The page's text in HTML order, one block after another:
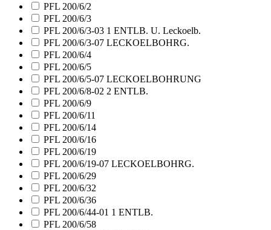
PFL 200/6/2
PFL 200/6/3
PFL 200/6/3-03 1 ENTLB. U. Leckoelb.
PFL 200/6/3-07 LECKOELBOHRG.
PFL 200/6/4
PFL 200/6/5
PFL 200/6/5-07 LECKOELBOHRUNG
PFL 200/6/8-02 2 ENTLB.
PFL 200/6/9
PFL 200/6/11
PFL 200/6/14
PFL 200/6/16
PFL 200/6/19
PFL 200/6/19-07 LECKOELBOHRG.
PFL 200/6/29
PFL 200/6/32
PFL 200/6/36
PFL 200/6/44-01 1 ENTLB.
PFL 200/6/58